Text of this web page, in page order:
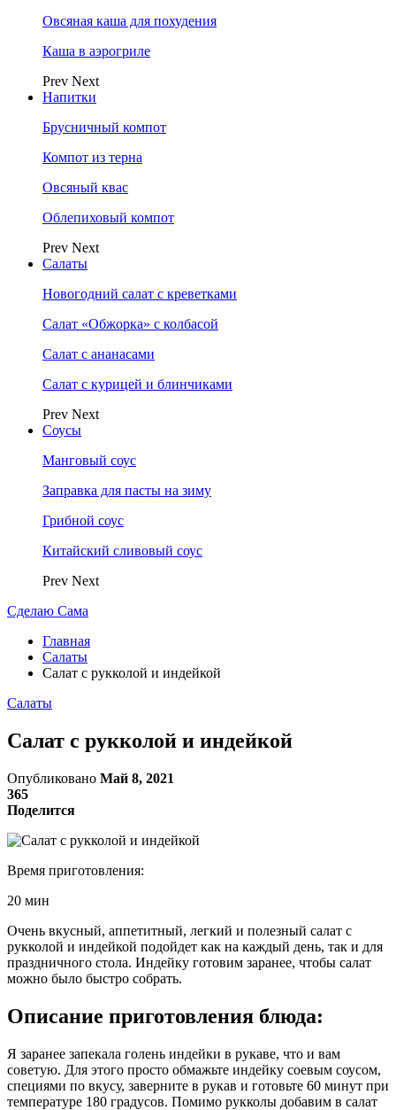
Овсяная каша для похудения
Каша в аэрогриле
Prev Next
Напитки
Брусничный компот
Компот из терна
Овсяный квас
Облепиховый компот
Prev Next
Салаты
Новогодний салат с креветками
Салат «Обжорка» с колбасой
Салат с ананасами
Салат с курицей и блинчиками
Prev Next
Соусы
Манговый соус
Заправка для пасты на зиму
Грибной соус
Китайский сливовый соус
Prev Next
Сделаю Сама
Главная
Салаты
Салат с рукколой и индейкой
Салаты
Салат с рукколой и индейкой
Опубликовано Май 8, 2021
365
Поделится
Время приготовления:
20 мин
Очень вкусный, аппетитный, легкий и полезный салат с
рукколой и индейкой подойдет как на каждый день, так и для
праздничного стола. Индейку готовим заранее, чтобы салат
можно было быстро собрать.
Описание приготовления блюда:
Я заранее запекала голень индейки в рукаве, что и вам
советую. Для этого просто обмажьте индейку соевым соусом,
специями по вкусу, заверните в рукав и готовьте 60 минут при
температуре 180 градусов. Помимо рукколы добавим в салат